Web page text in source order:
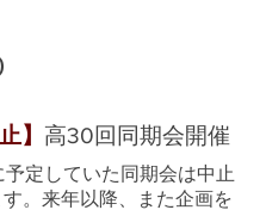
】 高30回同期会開催
予定していた同期会は中止
。来年以降、また企画を